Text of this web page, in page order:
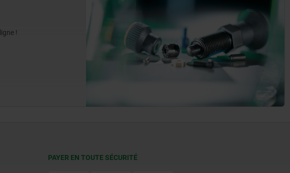
!
PAYER EN TOUTE SÉCURITÉ